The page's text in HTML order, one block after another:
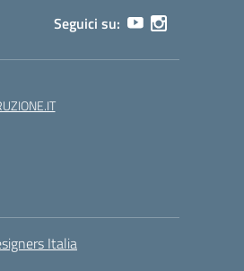
Seguici su:
Italia